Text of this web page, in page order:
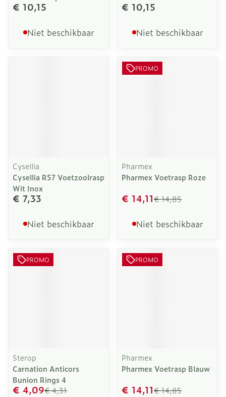
€ 10,15
Niet beschikbaar
€ 10,15
Niet beschikbaar
Cysellia
Cysellia R57 Voetzoolrasp
Wit Inox
€ 7,33
Niet beschikbaar
PROMO
Pharmex
Pharmex Voetrasp Roze
€ 14,85
€ 14,11
Niet beschikbaar
PROMO
Sterop
Carnation Anticors
Bunion Rings 4
€ 4,31
€ 4,09
PROMO
Pharmex
Pharmex Voetrasp Blauw
€ 14,85
€ 14,11